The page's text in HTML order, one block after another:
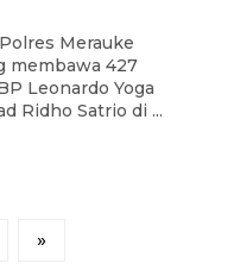
Merauke
membawa 427
Leonardo Yoga
Ridho Satrio di ...
»